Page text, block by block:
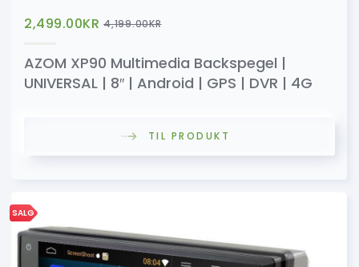
2,499.00KR 4,199.00KR
AZOM XP90 Multimedia Backspegel |
UNIVERSAL | 8″ | Android | GPS | DVR | 4G
TIL PRODUKT
SALG